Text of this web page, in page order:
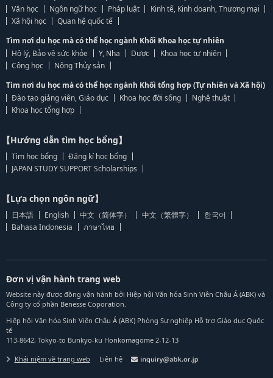
Văn học
Ngôn ngữ học Pháp luật
Kinh tế, Kinh doanh, Thương mại
Xã hội học
Quan hệ quốc tế
Tìm nơi du học mà có thể học ngành Khối Khoa học tự nhiên
Hộ lý, Bảo vệ sức khỏe
Y, Nha Dược
Khoa học tự nhiên
Công học
Nông Thủy sản
Tìm nơi du học mà có thể học ngành Khối tổng hợp (Tự nhiên và Xã hội)
Đào tạo giảng viên, Giáo dục
Khoa học đời sống
Nghệ thuật
Khoa học tổng hợp
【Hướng dẫn tìm học bổng】
Tìm học bổng
Đăng kí học bổng
JAPAN STUDY SUPPORT Scholarships
【Lựa chọn ngôn ngữ】
日本語 English 中文（简体字） 中文（繁體字）
한국어
Bahasa Indonesia
ภาษาไทย
Đơn vị vận hành trang web
Website này được đồng vận hành bởi Hiệp hội Văn hóa Sinh Viên Châu Á (ABK) và
Công ty cổ phần Benesse Coporation.
Hiệp hội Văn hóa Sinh Viên Châu Á (ABK) Phòng Sự nghiệp Hỗ trợ Giáo dục Quốc
tế
113-8642, Tokyo-to Bunkyo-ku Honkomagome 2-12-13
Khái niệm về trang web Liên hệ